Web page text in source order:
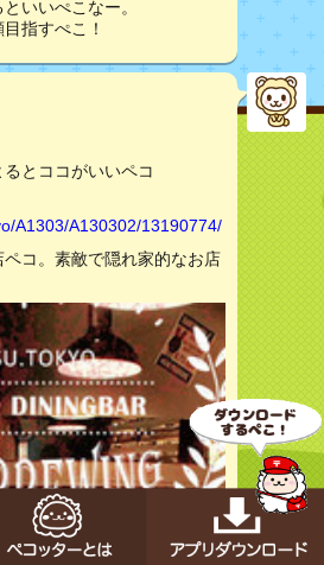
いいぺこなー。
指すぺこ！
とココがいいペコ
A1303/A130302/13190774/
コ。素敵で隠れ家的なお店